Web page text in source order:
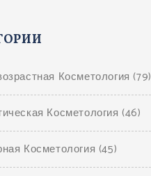
Косметология (79)
Косметология (46)
Косметология (45)